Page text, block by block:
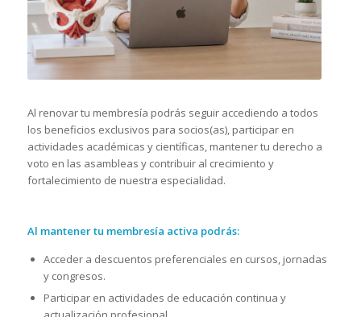
Al renovar tu membresía podrás seguir accediendo a todos
los beneficios exclusivos para socios(as), participar en
actividades académicas y científicas, mantener tu derecho a
voto en las asambleas y contribuir al crecimiento y
fortalecimiento de nuestra especialidad.
Al mantener tu membresía activa podrás:
Acceder a descuentos preferenciales en cursos, jornadas
y congresos.
Participar en actividades de educación continua y